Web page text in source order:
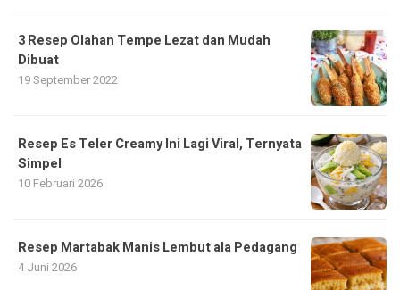
3 Resep Olahan Tempe Lezat dan Mudah
Dibuat
19 September 2022
Resep Es Teler Creamy Ini Lagi Viral, Ternyata
Simpel
10 Februari 2026
Resep Martabak Manis Lembut ala Pedagang
4 Juni 2026